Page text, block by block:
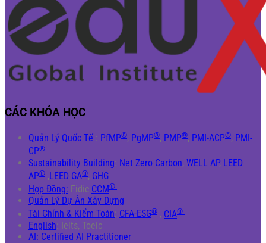
CÁC KHÓA HỌC
Quản Lý Quốc Tế : PfMP®, PgMP®, PMP®, PMI-ACP®, PMI-
CP®
Sustainability Building: Net Zero Carbon, WELL AP, LEED
AP® ,LEED GA®, GHG
Hợp Đồng: Fidic CCM®
Quản Lý Dự Án Xây Dựng
Tài Chính & Kiểm Toán: CFA-ESG® , CIA®
English: Ielts, Toeic
AI: Certified AI Practitioner